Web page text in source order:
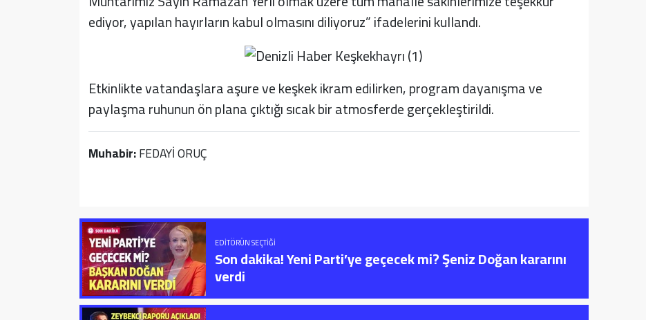
ediyor, yapılan hayırların kabul olmasını diliyoruz” ifadelerini kullandı.
Etkinlikte vatandaşlara aşure ve keşkek ikram edilirken, program dayanışma ve
paylaşma ruhunun ön plana çıktığı sıcak bir atmosferde gerçekleştirildi.
Muhabir:FEDAYİ ORUÇ
EDITÖRÜN SEÇTIĞI
Son dakika! Yeni Parti’ye geçecek mi? Şeniz Doğan kararını
verdi